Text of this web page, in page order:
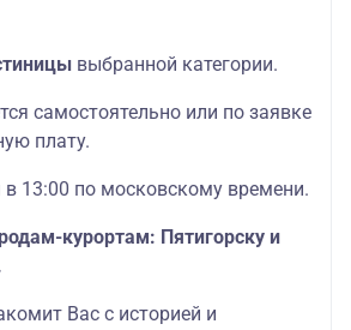
выбранной категории.
самостоятельно или по заявке
плату.
в 13:00 по московскому времени.
курортам: Пятигорску и
Вас с историей и